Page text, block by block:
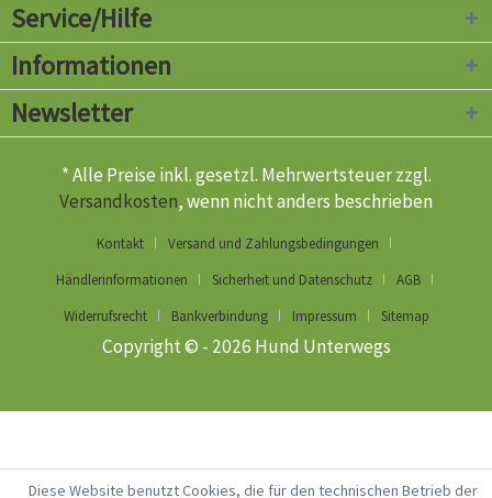
Service/Hilfe
Informationen
Newsletter
* Alle Preise inkl. gesetzl. Mehrwertsteuer zzgl.
Versandkosten, wenn nicht anders beschrieben
Kontakt
Versand und Zahlungsbedingungen
Händlerinformationen
Sicherheit und Datenschutz
AGB
Widerrufsrecht
Bankverbindung Impressum Sitemap
Copyright © - 2026 Hund Unterwegs
Diese Website benutzt Cookies, die für den technischen Betrieb der